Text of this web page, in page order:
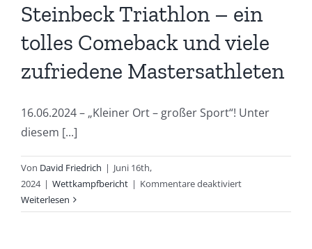
Steinbeck Triathlon – ein
tolles Comeback und viele
zufriedene Mastersathleten
16.06.2024 – „Kleiner Ort – großer Sport“! Unter
diesem [...]
Von David Friedrich | Juni 16th,
2024 | Wettkampfbericht | Kommentare deaktiviertfür
Triathlon
Weiterlesen